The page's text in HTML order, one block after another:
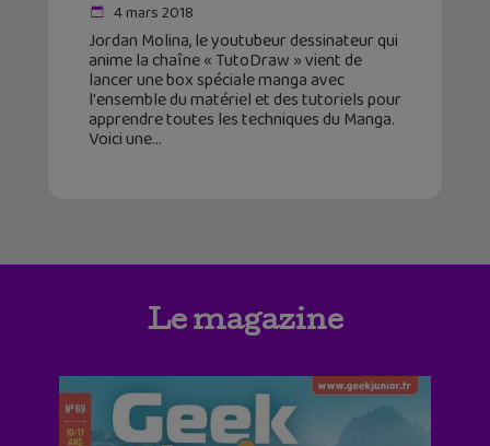
4 mars 2018
Jordan Molina, le youtubeur dessinateur qui
anime la chaîne « TutoDraw » vient de
lancer une box spéciale manga avec
l'ensemble du matériel et des tutoriels pour
apprendre toutes les techniques du Manga.
Voici une
Le magazine